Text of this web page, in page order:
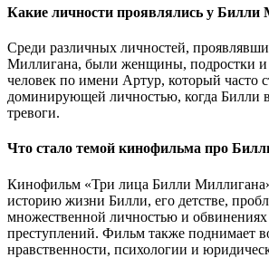
Какие личности проявлялись у Билли
Среди различных личностей,
Миллигана, были женщины, подростки и
человек по имени Артур, который часто
доминирующей личностью, когда Билли
тревоги.
Что стало темой кинофильма про
Кинофильм «Три лица Билли Миллигана»
историю жизни Билли, его детстве,
множественной личностью и
преступлений. Фильм также поднимает
нравственности, психологии и